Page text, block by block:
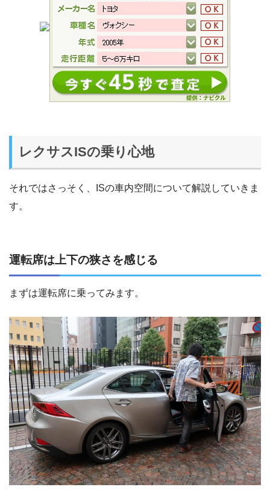
レクサスISの乗り心地
それではさっそく、ISの車内空間について解説していきま
す。
運転席は上下の狭さを感じる
まずは運転席に乗ってみます。